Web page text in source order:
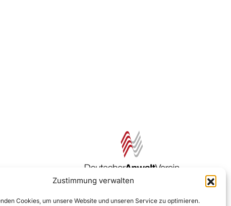
Zustimmung verwalten
Cookies, um unsere Website und unseren Service zu optimieren.
Zur DAV Webseite